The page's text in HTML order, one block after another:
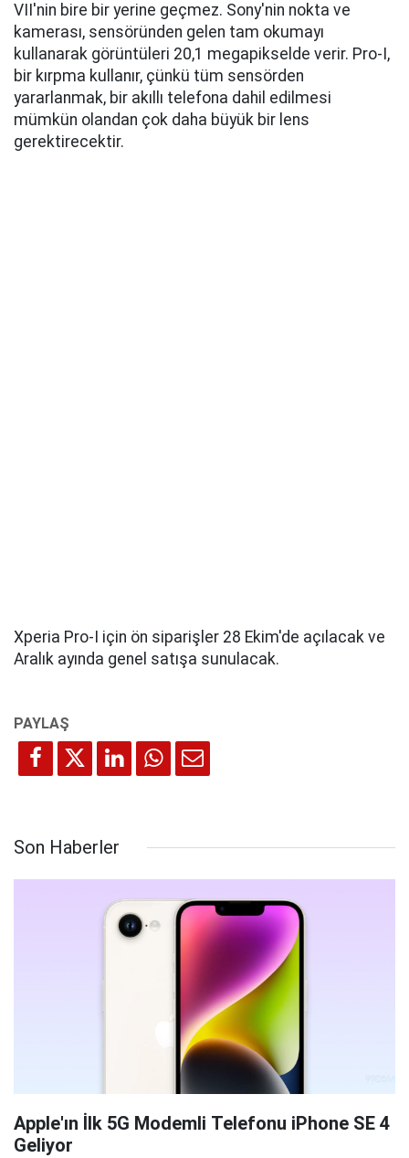
VII'nin bire bir yerine geçmez. Sony'nin nokta ve
kamerası, sensöründen gelen tam okumayı
kullanarak görüntüleri 20,1 megapikselde verir. Pro-I,
bir kırpma kullanır, çünkü tüm sensörden
yararlanmak, bir akıllı telefona dahil edilmesi
mümkün olandan çok daha büyük bir lens
gerektirecektir.
Xperia Pro-I için ön siparişler 28 Ekim'de açılacak ve
Aralık ayında genel satışa sunulacak.
Son Haberler
Apple'ın İlk 5G Modemli Telefonu iPhone SE 4
Geliyor